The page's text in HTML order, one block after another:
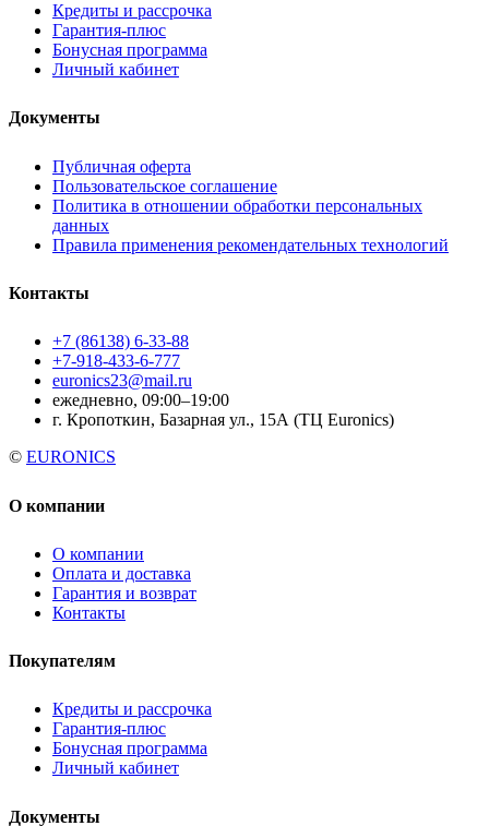
Кредиты и рассрочка
Гарантия-плюс
Бонусная программа
Личный кабинет
Документы
Публичная оферта
Пользовательское соглашение
Политика в отношении обработки персональных
данных
Правила применения рекомендательных технологий
Контакты
+7 (86138) 6-33-88
+7-918-433-6-777
euronics23@mail.ru
ежедневно, 09:00–19:00
г. Кропоткин, Базарная ул., 15А (ТЦ Euronics)
© EURONICS
О компании
О компании
Оплата и доставка
Гарантия и возврат
Контакты
Покупателям
Кредиты и рассрочка
Гарантия-плюс
Бонусная программа
Личный кабинет
Документы